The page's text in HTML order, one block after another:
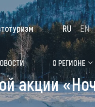
Где
О РЕГИОНЕ
RU EN
акции